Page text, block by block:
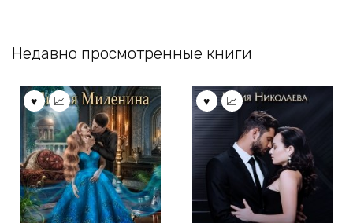
Недавно просмотренные книги